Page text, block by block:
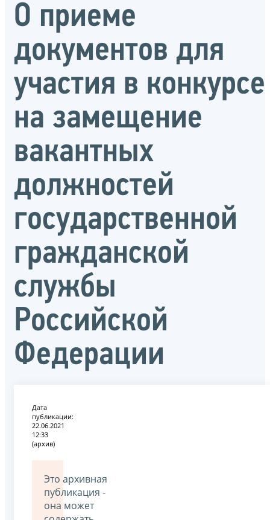
О приеме
документов для
участия в конкурсе
на замещение
вакантных
должностей
государственной
гражданской
службы
Российской
Федерации
Дата
публикации:
22.06.2021
12:33
(архив)
Это архивная
публикация -
она может